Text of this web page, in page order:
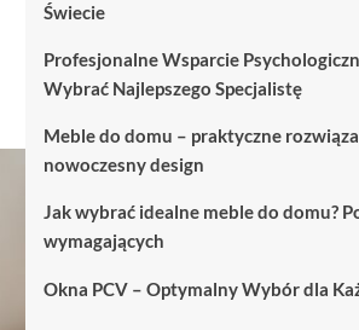
Świecie
Profesjonalne Wsparcie
Wybrać Najlepszego Specjalistę
Meble do domu – praktyczne
nowoczesny design
Jak wybrać idealne meble do domu?
wymagających
Okna PCV – Optymalny Wybór dla